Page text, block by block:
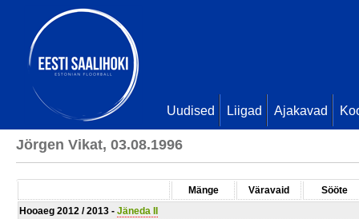
Uudised Liigad Ajakavad
Jörgen Vikat, 03.08.1996
Mänge Väravaid
Sööte
Hooaeg 2012 / 2013 - Jäneda II